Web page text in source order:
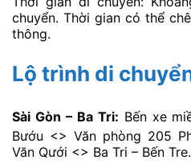
chuyển. Thời gian có thể
thông.
Lộ trình di
Sài Gòn – Ba Tri: Bến xe
Bướu <> Văn phòng 205
Văn Qưới <> Ba Tri – Bến Tre.